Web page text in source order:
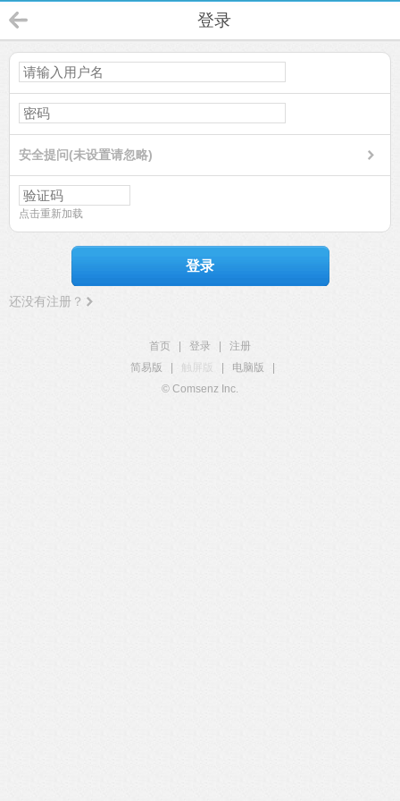
登录
安全提问(未设置请忽略)
点击重新加载
登录
还没有注册？
首页 登录
注册
简易版
触屏版 电脑版
© Comsenz Inc.